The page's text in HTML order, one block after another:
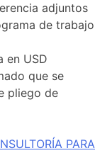
adjuntos
de trabajo
en USD
que se
pliego de
PARA